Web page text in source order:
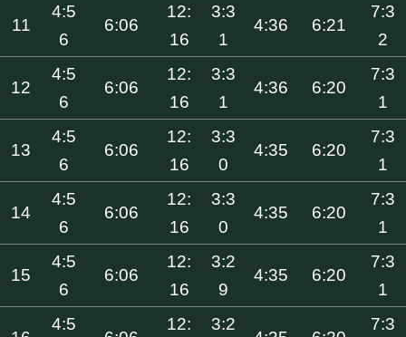
11
4:5
6
6:06
12:
16
3:3
1
4:36 6:21
7:3
2
12
4:5
6
6:06
12:
16
3:3
1
4:36 6:20
7:3
1
13
4:5
6
6:06
12:
16
3:3
0
4:35 6:20
7:3
1
14
4:5
6
6:06
12:
16
3:3
0
4:35 6:20
7:3
1
15
4:5
6
6:06
12:
16
3:2
9
4:35 6:20
7:3
1
4:5 12: 3:2 7:3